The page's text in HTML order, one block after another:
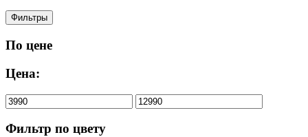
Фильтры
По цене
Цена:
Фильтр по цвету